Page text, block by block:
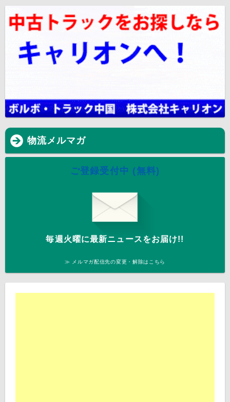
物流メルマガ
ご登録受付中 (無料)
毎週火曜に最新ニュースをお届け!!
≫ メルマガ配信先の変更・解除はこちら